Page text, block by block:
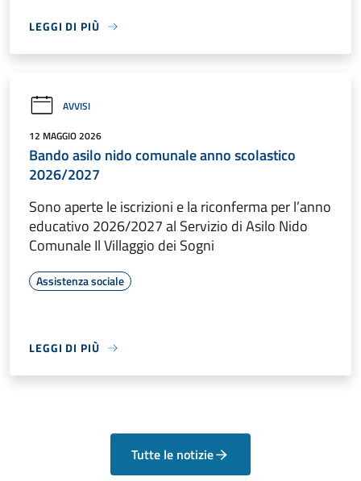
LEGGI DI PIÙ
AVVISI
12 MAGGIO 2026
Bando asilo nido comunale anno scolastico
2026/2027
Sono aperte le iscrizioni e la riconferma per l’anno
educativo 2026/2027 al Servizio di Asilo Nido
Comunale Il Villaggio dei Sogni
Assistenza sociale
LEGGI DI PIÙ
Tutte le notizie